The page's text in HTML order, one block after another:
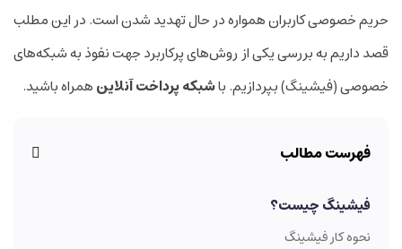
حریم خصوصی کاربران همواره در حال تهدید شدن است. در این مطلب
قصد داریم به بررسی یکی از روش‌های پرکاربرد جهت نفوذ به شبکه‌های
خصوصی (فیشینگ) بپردازیم. باشبکه پرداخت آنلاینهمراه باشید.
فهرست مطالب
فیشینگ چیست؟
نحوه کار فیشینگ